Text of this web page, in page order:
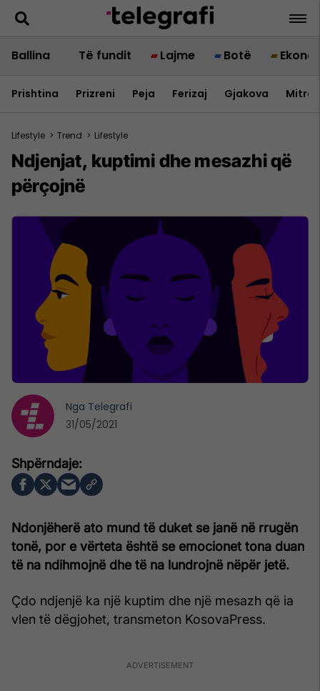
Ballina Të fundit Lajme Botë
Prishtina Prizreni Peja Ferizaj Gjakova
Lifestyle > Trend > Lifestyle
Ndjenjat, kuptimi dhe mesazhi që
përçojnë
Ndonjëherë ato mund të duket se janë në rrugën
tonë, por e vërteta është se emocionet tona duan
të na ndihmojnë dhe të na lundrojnë nëpër jetë.
Çdo ndjenjë ka një kuptim dhe një mesazh që ia
vlen të dëgjohet, transmeton KosovaPress.
Nga Telegrafi
31/05/2021